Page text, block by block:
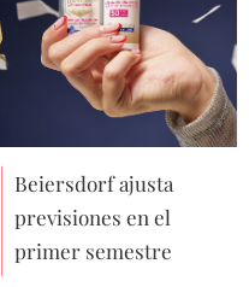
Beiersdorf ajusta
previsiones en el
primer semestre